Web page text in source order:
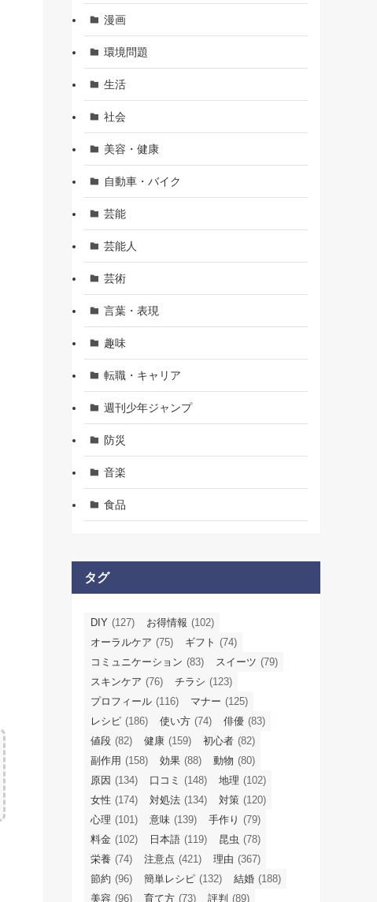
漫画
環境問題
生活
社会
美容・健康
自動車・バイク
芸能
芸能人
芸術
言葉・表現
趣味
転職・キャリア
週刊少年ジャンプ
防災
音楽
食品
タグ
DIY (127) お得情報 (102)
オーラルケア (75) ギフト (74)
コミュニケーション (83) スイーツ (79)
スキンケア (76) チラシ (123)
プロフィール (116) マナー (125)
レシピ (186) 使い方 (74) 俳優 (83)
値段 (82) 健康 (159) 初心者 (82)
副作用 (158) 効果 (88) 動物 (80)
原因 (134) 口コミ (148) 地理 (102)
女性 (174) 対処法 (134) 対策 (120)
心理 (101) 意味 (139) 手作り (79)
料金 (102) 日本語 (119) 昆虫 (78)
栄養 (74) 注意点 (421) 理由 (367)
節約 (96) 簡単レシピ (132) 結婚 (188)
美容 (96) 育て方 (73) 評判 (89)